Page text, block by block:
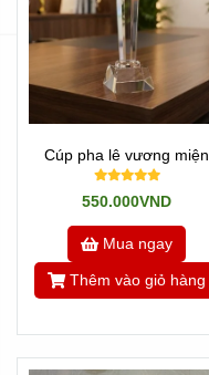
Cúp pha lê vương miện
550.000VND
Mua ngay
Thêm vào giỏ hàng